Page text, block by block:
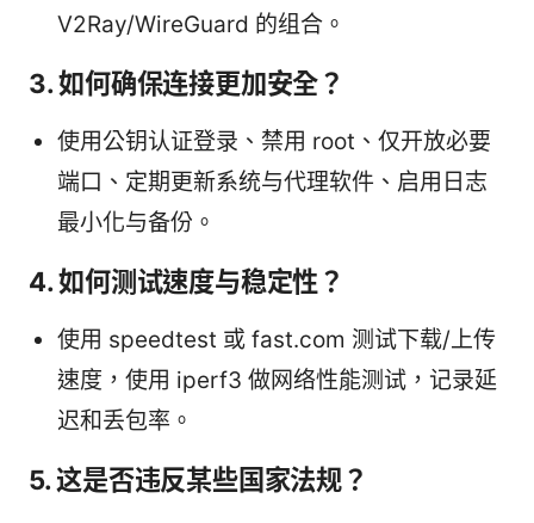
V2Ray/WireGuard 的组合。
3. 如何确保连接更加安全？
使用公钥认证登录、禁用 root、仅开放必要
端口、定期更新系统与代理软件、启用日志
最小化与备份。
4. 如何测试速度与稳定性？
使用 speedtest 或 fast.com 测试下载/上传
速度，使用 iperf3 做网络性能测试，记录延
迟和丢包率。
5. 这是否违反某些国家法规？